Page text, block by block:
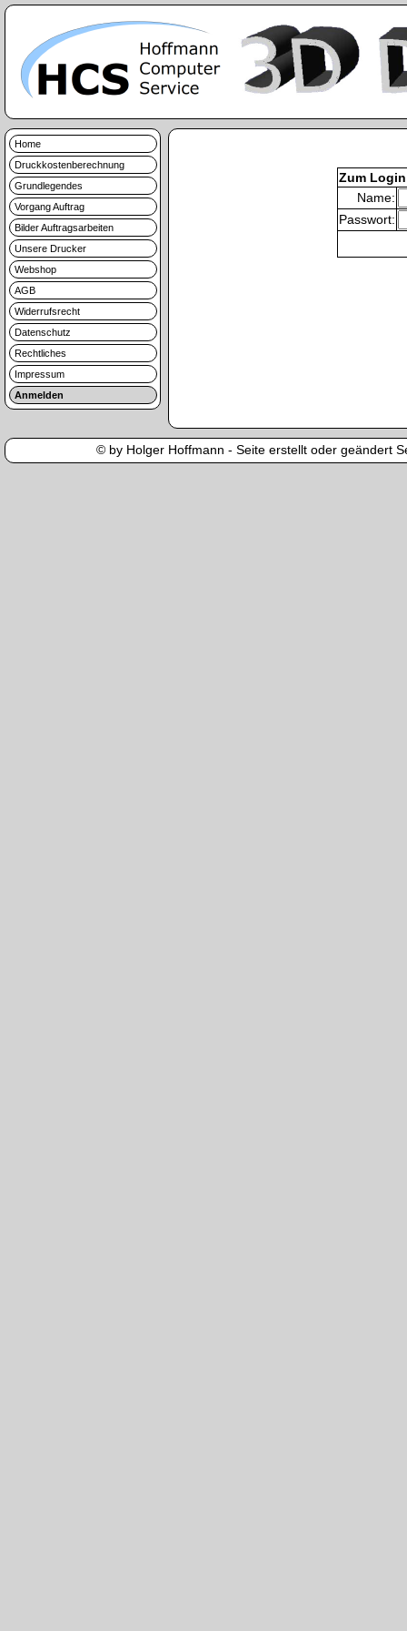
Home
Druckkostenberechnung
Grundlegendes
Vorgang Auftrag
Bilder Auftragsarbeiten
Unsere Drucker
Webshop
AGB
Widerrufsrecht
Datenschutz
Rechtliches
Impressum
Anmelden
Zum
Name:
Passwort:
© by Holger Hoffmann - Seite erstellt oder geändert